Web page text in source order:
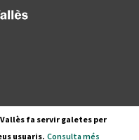
fa servir galetes per
usuaris. Consulta més